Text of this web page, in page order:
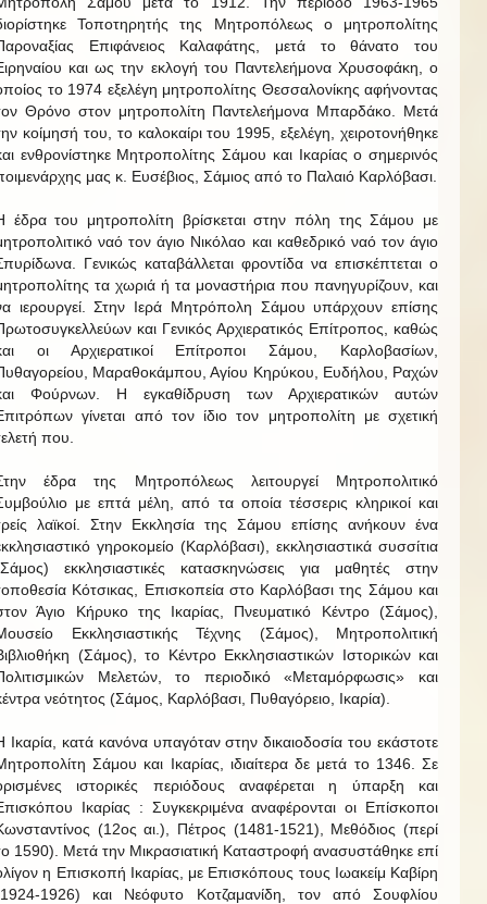
Τοποτηρητής της Μητροπόλεως ο μητροπολίτης
Επιφάνειος Καλαφάτης, μετά το θάνατο του
και ως την εκλογή του Παντελεήμονα Χρυσοφάκη, ο
το 1974 εξελέγη μητροπολίτης Θεσσαλονίκης αφήνοντας
Θρόνο στον μητροπολίτη Παντελεήμονα Μπαρδάκο. Μετά
κοίμησή του, το καλοκαίρι του 1995, εξελέγη, χειροτονήθηκε
ενθρονίστηκε Μητροπολίτης Σάμου και Ικαρίας ο σημερινός
μας κ. Ευσέβιος, Σάμιος από το Παλαιό Καρλόβασι.
έδρα του μητροπολίτη βρίσκεται στην πόλη της Σάμου με
ναό τον άγιο Νικόλαο και καθεδρικό ναό τον άγιο
Γενικώς καταβάλλεται φροντίδα να επισκέπτεται ο
τα χωριά ή τα μοναστήρια που πανηγυρίζουν, και
ιερουργεί. Στην Ιερά Μητρόπολη Σάμου υπάρχουν επίσης
και Γενικός Αρχιερατικός Επίτροπος, καθώς
οι Αρχιερατικοί Επίτροποι Σάμου, Καρλοβασίων,
Μαραθοκάμπου, Αγίου Κηρύκου, Ευδήλου, Ραχών
Φούρνων. Η εγκαθίδρυση των Αρχιερατικών αυτών
γίνεται από τον ίδιο τον μητροπολίτη με σχετική
που.
έδρα της Μητροπόλεως λειτουργεί Μητροπολιτικό
με επτά μέλη, από τα οποία τέσσερις κληρικοί και
λαϊκοί. Στην Εκκλησία της Σάμου επίσης ανήκουν ένα
γηροκομείο (Καρλόβασι), εκκλησιαστικά συσσίτια
εκκλησιαστικές κατασκηνώσεις για μαθητές στην
Κότσικας, Επισκοπεία στο Καρλόβασι της Σάμου και
Άγιο Κήρυκο της Ικαρίας, Πνευματικό Κέντρο (Σάμος),
Εκκλησιαστικής Τέχνης (Σάμος), Μητροπολιτική
(Σάμος), το Κέντρο Εκκλησιαστικών Ιστορικών και
Μελετών, το περιοδικό «Μεταμόρφωσις» και
νεότητος (Σάμος, Καρλόβασι, Πυθαγόρειο, Ικαρία).
Ικαρία, κατά κανόνα υπαγόταν στην δικαιοδοσία του εκάστοτε
Σάμου και Ικαρίας, ιδιαίτερα δε μετά το 1346. Σε
ιστορικές περιόδους αναφέρεται η ύπαρξη και
Ικαρίας : Συγκεκριμένα αναφέρονται οι Επίσκοποι
(12ος αι.), Πέτρος (1481-1521), Μεθόδιος (περί
1590). Μετά την Μικρασιατική Καταστροφή ανασυστάθηκε επί
η Επισκοπή Ικαρίας, με Επισκόπους τους Ιωακείμ Καβίρη
1926) και Νεόφυτο Κοτζαμανίδη, τον από Σουφλίου